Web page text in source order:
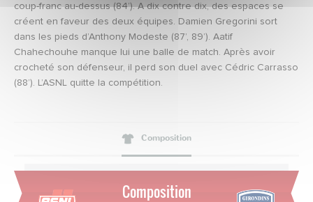
coup-franc au-dessus (84’). A dix contre dix, des espaces se
créent en faveur des deux équipes. Damien Gregorini sort
dans les pieds d’Anthony Modeste (87’, 89’). Aatif
Chahechouhe manque lui une balle de match. Après avoir
crocheté son défenseur, il perd son duel avec Cédric Carrasso
(88’). L’ASNL quitte la compétition.
Composition
Composition